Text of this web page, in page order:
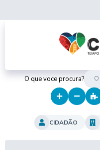
O que voce procura?
CIDADÃO